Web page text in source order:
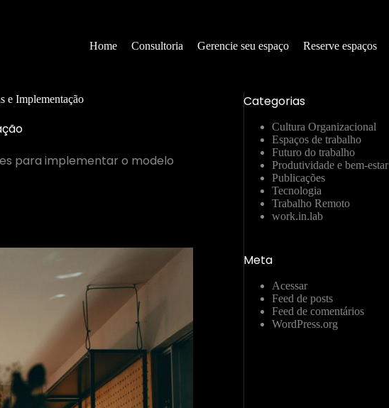
Home Consultoria Gerencie seu espaço Reserve espaços
e Implementação
para implementar o modelo
Categorias
Cultura Organizacional
Espaços de trabalho
Futuro do trabalho
Produtividade e bem-estar
Publicações
Tecnologia
Trabalho Remoto
work.in.lab
Meta
Acessar
Feed de posts
Feed de comentários
WordPress.org